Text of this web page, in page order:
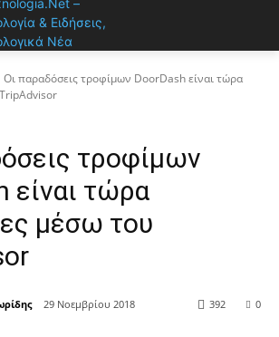
Οι παραδόσεις τροφίμων DoorDash είναι τώρα
τροφίμων
είναι τώρα
μέσω του
29 Νοεμβρίου 2018 0
392